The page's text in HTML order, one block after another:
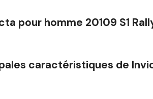
pour homme 20109 S1
caractéristiques de